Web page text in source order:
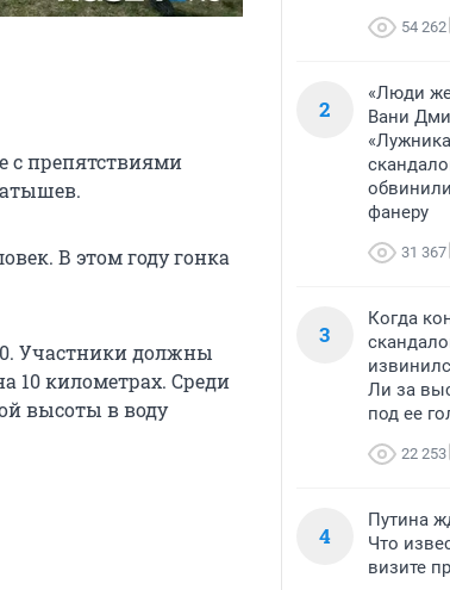
с препятствиями
В этом году гонка
Участники должны
10 километрах. Среди
высоты в воду
54 262
2
«Люди же
Вани
фанеру
31 367
3
Когда
Ли за
под ее
22 253
4
Путина
Что
визите